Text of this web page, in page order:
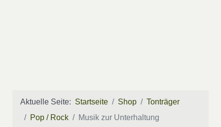
Aktuelle Seite: Startseite Shop
Tonträger
Pop / Rock
Musik zur Unterhaltung